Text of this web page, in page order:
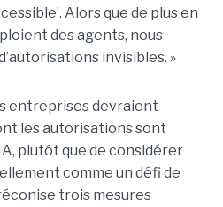
Alors que de plus en
des agents, nous
invisibles. »
entreprises devraient
les autorisations sont
plutôt que de considérer
comme un défi de
trois mesures